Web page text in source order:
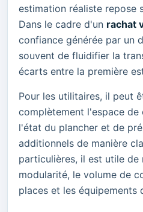
estimation réaliste repose
Dans le cadre d'un rachat
confiance générée par un
souvent de fluidifier la
écarts entre la première
Pour les utilitaires, il peut
complètement l'espace
l'état du plancher et de
additionnels de manière
particulières, il est utile de
modularité, le volume de
places et les équipements